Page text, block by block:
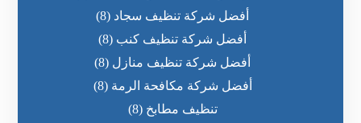
أفضل شركة تنظيف سجاد (8)
أفضل شركة تنظيف كنب (8)
أفضل شركة تنظيف منازل (8)
أفضل شركة مكافحة الرمة (8)
تنظيف مطابخ (8)